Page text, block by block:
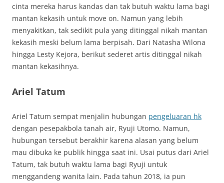
cinta mereka harus kandas dan tak butuh waktu lama bagi
mantan kekasih untuk move on. Namun yang lebih
menyakitkan, tak sedikit pula yang ditinggal nikah mantan
kekasih meski belum lama berpisah. Dari Natasha Wilona
hingga Lesty Kejora, berikut sederet artis ditinggal nikah
mantan kekasihnya.
Ariel Tatum
Ariel Tatum sempat menjalin hubungan pengeluaran hk
dengan pesepakbola tanah air, Ryuji Utomo. Namun,
hubungan tersebut berakhir karena alasan yang belum
mau dibuka ke publik hingga saat ini. Usai putus dari Ariel
Tatum, tak butuh waktu lama bagi Ryuji untuk
menggandeng wanita lain. Pada tahun 2018, ia pun